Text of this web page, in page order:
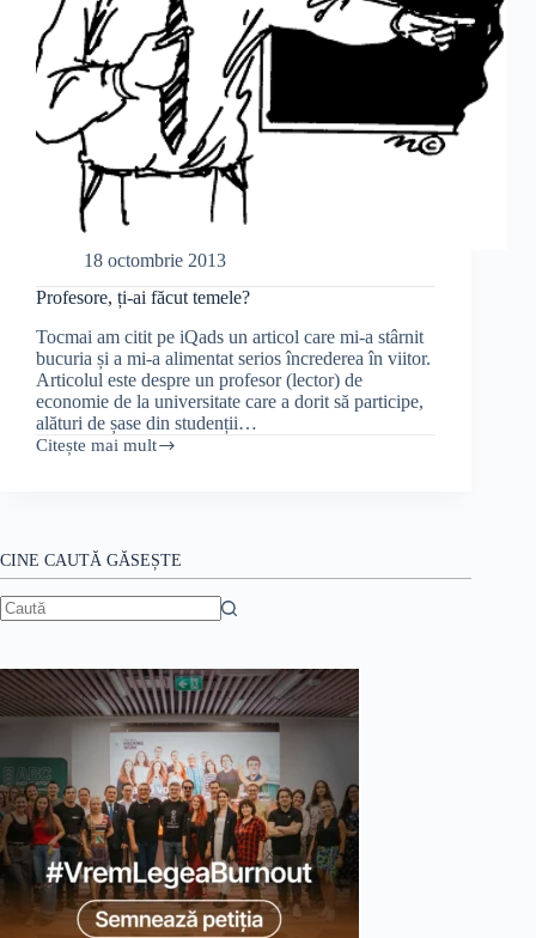
18 octombrie 2013
Profesore, ți-ai făcut temele?
Tocmai am citit pe iQads un articol care mi-a stârnit
bucuria și a mi-a alimentat serios încrederea în viitor.
Articolul este despre un profesor (lector) de
economie de la universitate care a dorit să participe,
alături de șase din studenții…
Citește mai mult
Profesore,
CINE CAUTĂ GĂSEȘTE